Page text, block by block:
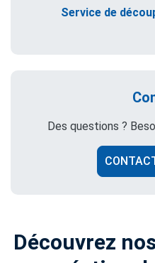
Service de
Des questions ?
Découvrez